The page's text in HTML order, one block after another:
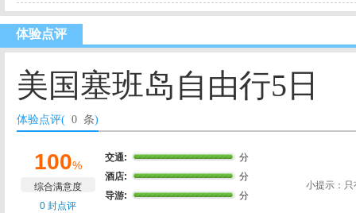
体验点评
美国塞班岛自由行5日
体验点评( 0 条)
100%
综合满意度
0 封点评
交通:
分
酒店:
分
导游:
分
小提示：